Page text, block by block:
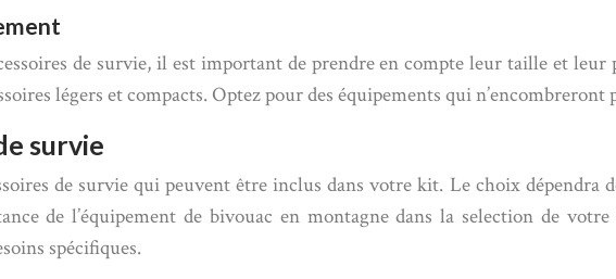
de survie, il est important de prendre en compte leur taille et
légers et compacts. Optez pour des équipements qui
survie
de survie qui peuvent être inclus dans votre kit. Le choix dépendra
de l’équipement de bivouac en montagne dans la selection de
spécifiques.